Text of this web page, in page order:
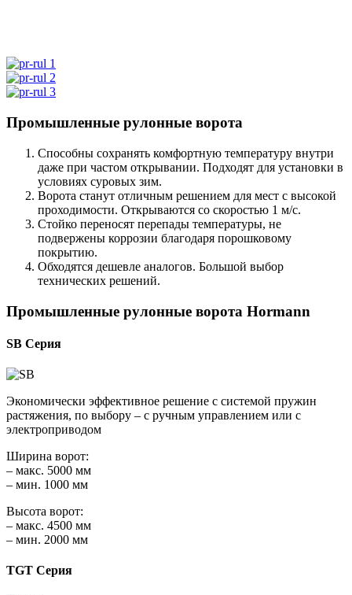
Промышленные рулонные ворота
Способны сохранять комфортную температуру внутри
даже при частом открывании. Подходят для установки в
условиях суровых зим.
Ворота станут отличным решением для мест с высокой
проходимости. Открываются со скоростью 1 м/с.
Стойко переносят перепады температуры, не
подвержены коррозии благодаря порошковому
покрытию.
Обходятся дешевле аналогов. Большой выбор
технических решений.
Промышленные рулонные ворота Hormann
SB Серия
Экономически эффективное решение с системой пружин
растяжения, по выбору – с ручным управлением или с
электроприводом
Ширина ворот:
– макс. 5000 мм
– мин. 1000 мм
Высота ворот:
– макс. 4500 мм
– мин. 2000 мм
TGT Серия